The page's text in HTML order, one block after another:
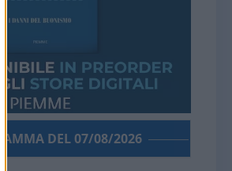
DEL 07/08/2026